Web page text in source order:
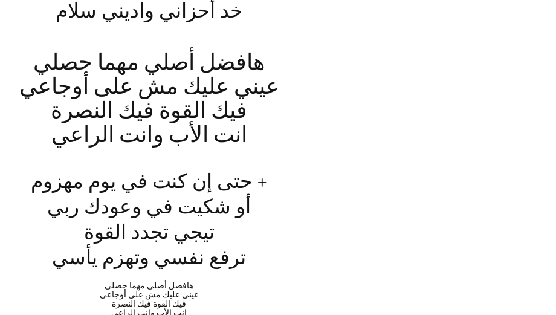
خد أحزاني واديني سلام
هافضل أصلي مهما حصلي
عيني عليك مش على أوجاعي
فيك القوة فيك النصرة
انت الأب وانت الراعي
+ حتى إن كنت في يوم مهزوم
أو شكيت في وعودك ربي
تيجي تجدد القوة
ترفع نفسي وتهزم يأسي
هافضل أصلي مهما حصلي
عيني عليك مش على أوجاعي
فيك القوة فيك النصرة
انت الأب وانت الراعي